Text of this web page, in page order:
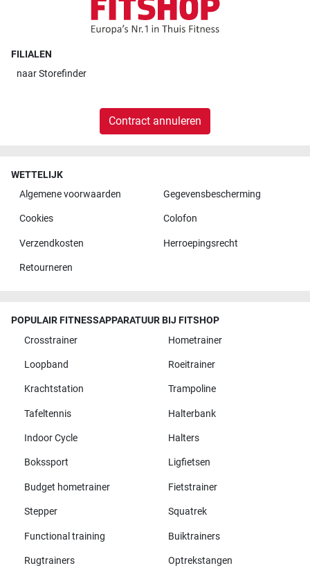
FILIALEN
naarStorefinder
Contract annuleren
WETTELIJK
Algemene voorwaarden
Gegevensbescherming
Cookies Colofon
Verzendkosten Herroepingsrecht
Retourneren
POPULAIR FITNESSAPPARATUUR BIJ FITSHOP
Crosstrainer
Hometrainer
Loopband Roeitrainer
Krachtstation Trampoline
Tafeltennis Halterbank
Indoor Cycle Halters
Bokssport Ligfietsen
Budget hometrainer Fietstrainer
Stepper Squatrek
Functional training Buiktrainers
Rugtrainers Optrekstangen